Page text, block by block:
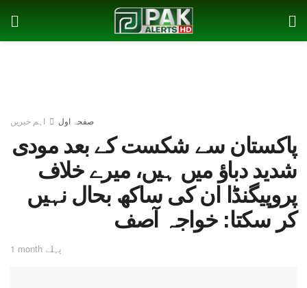
صفحہ اول اہم خبریں
پاکستان سے شکست کے بعد مودی
شدید دباؤ میں ہیں، میرے خلاف
پروپیگنڈا ان کی ساکھ بحال نہیں
کر سکتا: خواجہ آصف
1 month پہلے